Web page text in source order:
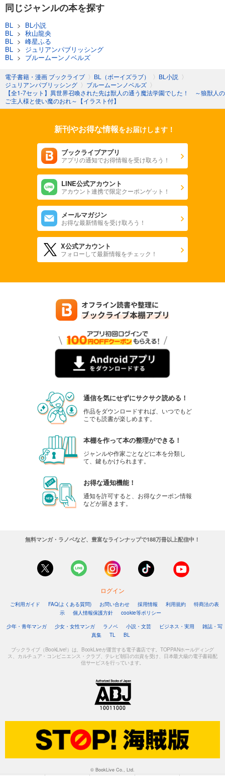
同じジャンルの本を探す
BL > BL小説
BL
> 秋山龍央
BL
> 峰星ふる
BL
> ジュリアンパブリッシング
BL
> ブルームーンノベルズ
電子書籍・漫画 ブックライブ 〉 BL（ボーイズラブ） 〉 BL小説 〉
ジュリアンパブリッシング 〉 ブルームーンノベルズ 〉
【全1-7セット】異世界召喚された先は獣人の通う魔法学園でした！ ～狼獣人の
ご主人様と使い魔のおれ～【イラスト付】
新刊やお得な情報をお届けします！
ブックライブアプリ
アプリの通知でお得情報を受け取ろう！
LINE公式アカウント
アカウント連携で限定クーポンゲット！
メールマガジン
お得な最新情報を受け取ろう！
X公式アカウント
フォローして最新情報をチェック！
通信を気にせずにサクサク読める！
作品をダウンロードすれば、いつでもど
こでも読書が楽しめます。
本棚を作って本の整理ができる！
ジャンルや作家ごとなどに本を分類し
て、鍵もかけられます。
お得な通知機能！
通知を許可すると、お得なクーポン情報
などが届きます。
無料マンガ・ラノベなど、豊富なラインナップで188万冊以上配信中！
ログイン
ご利用ガイド FAQ(よくある質問) お問い合わせ 採用情報 利用規約
特商法の表
示
個人情報保護方針
cookie等ポリシー
少年・青年マンガ
少女・女性マンガ ラノベ 小説・文芸 ビジネス・実用
雑誌・写
真集
TL BL
ブックライブ（BookLive!）は、BookLiveが運営する電子書店です。TOPPANホールディング
ス、カルチュア・コンビニエンス・クラブ、テレビ朝日の出資を受け、日本最大級の電子書籍配
信サービスを行っています。
© BookLive Co., Ltd.